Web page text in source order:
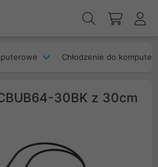
Chłodzenie do
30BK z 30cm